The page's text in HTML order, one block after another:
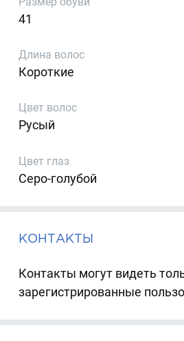
41
Длина волос
Короткие
Цвет волос
Русый
Цвет глаз
Серо-голубой
КОНТАКТЫ
Контакты могут видеть
зарегистрированные